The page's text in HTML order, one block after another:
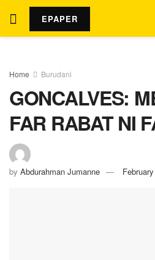
EPAPER
Home Burudani
GONCALVES:
FAR RABAT NI
by Abdurahman Jumanne